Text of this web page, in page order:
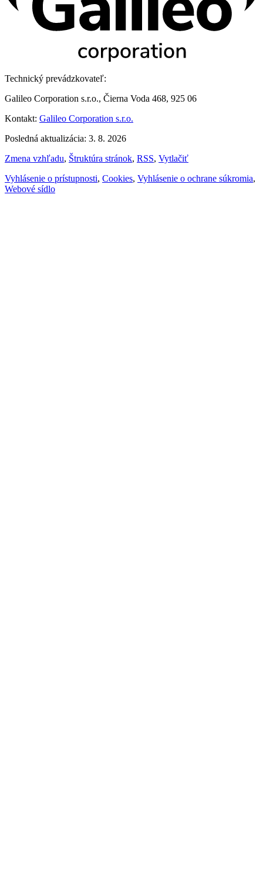
Technický prevádzkovateľ:
Galileo Corporation s.r.o., Čierna Voda 468, 925 06
Kontakt: Galileo Corporation s.r.o.
Posledná aktualizácia: 3. 8. 2026
Zmena vzhľadu, Štruktúra stránok, RSS, Vytlačiť
Vyhlásenie o prístupnosti, Cookies, Vyhlásenie o ochrane súkromia,
Webové sídlo